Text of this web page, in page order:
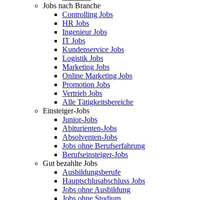
Jobs nach Branche
Controlling Jobs
HR Jobs
Ingenieur Jobs
IT Jobs
Kundenservice Jobs
Logistik Jobs
Marketing Jobs
Online Marketing Jobs
Promotion Jobs
Vertrieb Jobs
Alle Tätigkeitsbereiche
Einsteiger-Jobs
Junior-Jobs
Abiturienten-Jobs
Absolventen-Jobs
Jobs ohne Berufserfahrung
Berufseinsteiger-Jobs
Gut bezahlte Jobs
Ausbildungsberufe
Hauptschlusabschluss Jobs
Jobs ohne Ausbildung
Jobs ohne Studium